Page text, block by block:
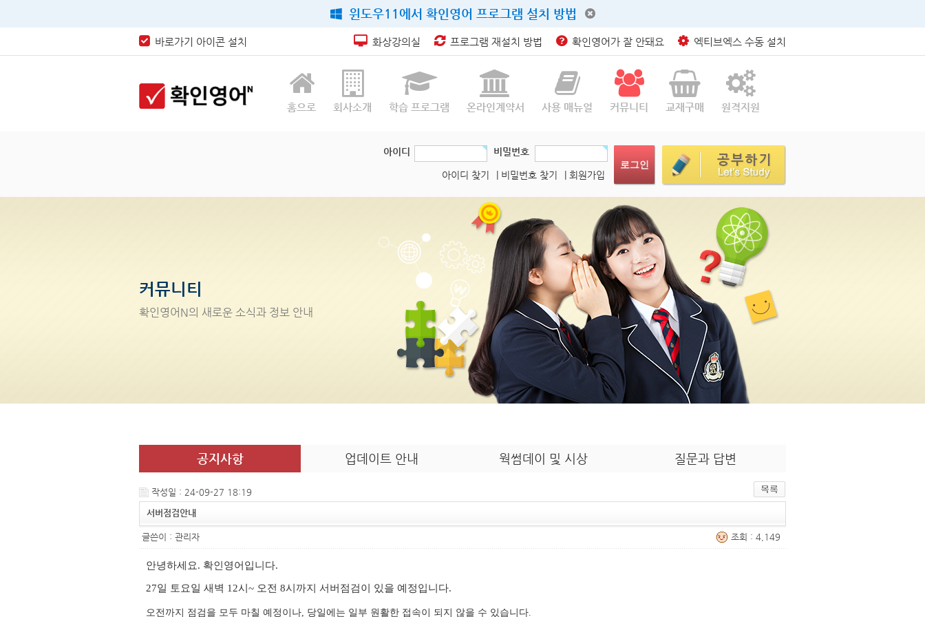
윈도우11에서 확인영어 프로그램 설치 방법
바로가기 아이콘 설치 화상강의실 프로그램 재설치 방법 확인영어가 잘 안돼요 엑티브엑스 수동 설치
홈으로 회사소개 학습 프로그램 온라인계약서 사용 매뉴얼 커뮤니티 교재구매 원격지원
아이디 비밀번호
아이디 찾기 | 비밀번호 찾기 | 회원가입
커뮤니티
확인영어 N의 새로운 소식과 정보 안내
공지사항 업데이트 안내 웍썸데이 및 시상 질문과 답변
작성일 : 24-09-27 18:19
서버점검안내
글쓴이 : 관리자 조회 : 4,149
안녕하세요. 확인영어입니다.
27일 토요일 새벽 12시~ 오전 8시까지 서버점검이 있을 예정입니다.
오전까지 점검을 모두 마칠 예정이나, 당일에는 일부 원활한 접속이 되지 않을 수 있습니다.